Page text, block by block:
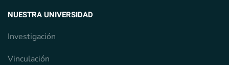
NUESTRA UNIVERSIDAD
Investigación
Vinculación